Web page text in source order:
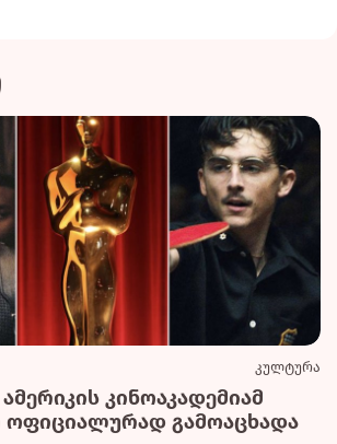
კულტურა
კინოაკადემიამ
ოფიციალურად გამოაცხადა